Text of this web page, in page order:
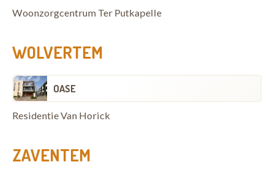
Woonzorgcentrum Ter Putkapelle
WOLVERTEM
OASE
Residentie Van Horick
ZAVENTEM